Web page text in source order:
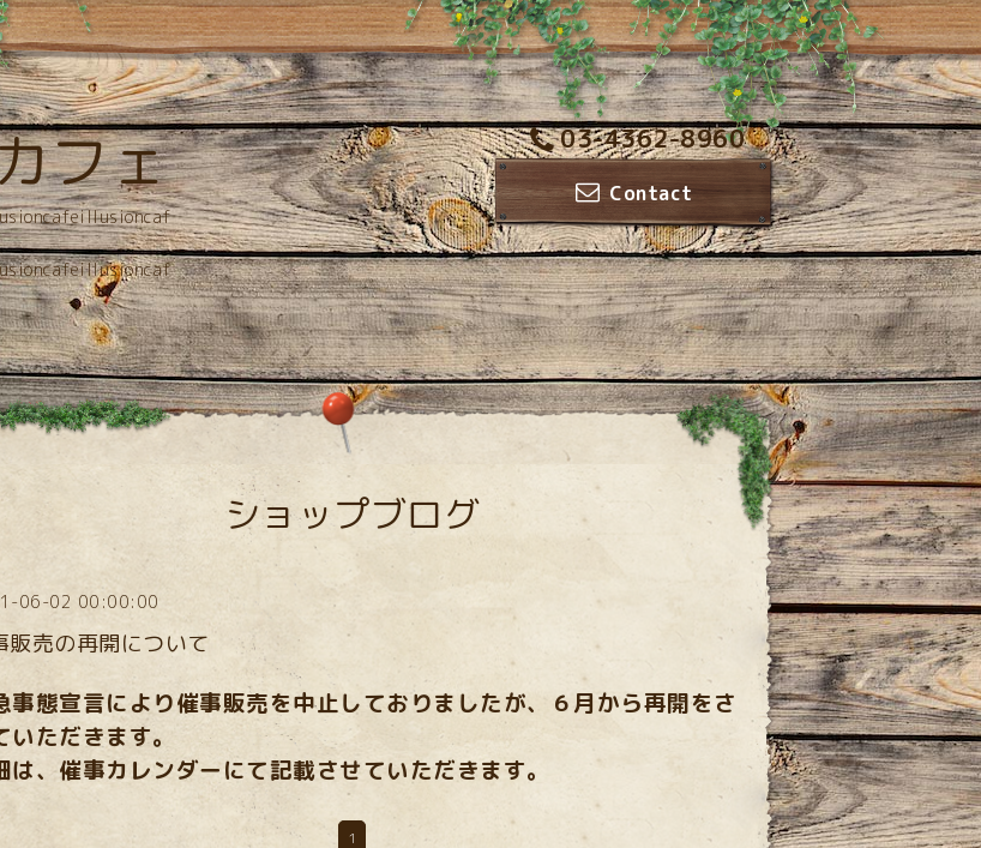
03-4362-8960
Contact
フェ
ショップブログ
06-02 00:00:00
販売の再開について
事態宣言により催事販売を中止しておりましたが、６月から再開をさ
いただきます。
は、催事カレンダーにて記載させていただきます。
1